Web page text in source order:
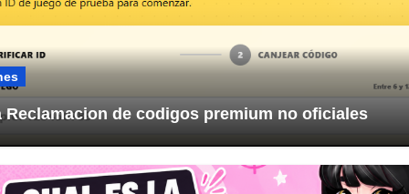
Reclamacion de codigos premium no oficiales